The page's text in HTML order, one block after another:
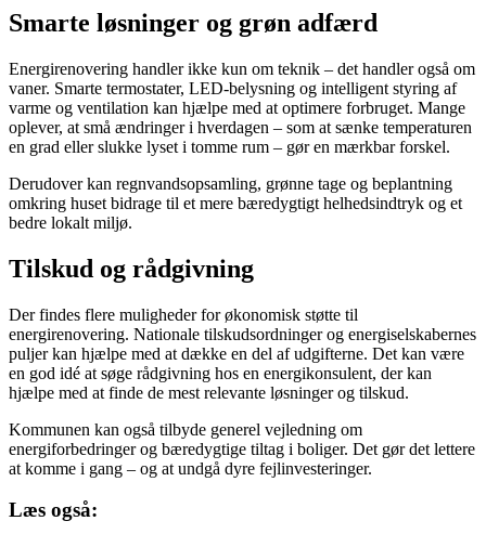
Smarte løsninger og grøn adfærd
Energirenovering handler ikke kun om teknik – det handler også om
vaner. Smarte termostater, LED-belysning og intelligent styring af
varme og ventilation kan hjælpe med at optimere forbruget. Mange
oplever, at små ændringer i hverdagen – som at sænke temperaturen
en grad eller slukke lyset i tomme rum – gør en mærkbar forskel.
Derudover kan regnvandsopsamling, grønne tage og beplantning
omkring huset bidrage til et mere bæredygtigt helhedsindtryk og et
bedre lokalt miljø.
Tilskud og rådgivning
Der findes flere muligheder for økonomisk støtte til
energirenovering. Nationale tilskudsordninger og energiselskabernes
puljer kan hjælpe med at dække en del af udgifterne. Det kan være
en god idé at søge rådgivning hos en energikonsulent, der kan
hjælpe med at finde de mest relevante løsninger og tilskud.
Kommunen kan også tilbyde generel vejledning om
energiforbedringer og bæredygtige tiltag i boliger. Det gør det lettere
at komme i gang – og at undgå dyre fejlinvesteringer.
Læs også: